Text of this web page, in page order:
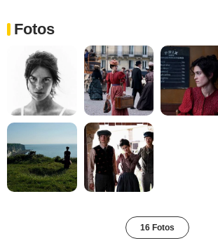
Fotos
16 Fotos